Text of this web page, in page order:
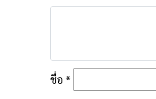
ชื่อ *